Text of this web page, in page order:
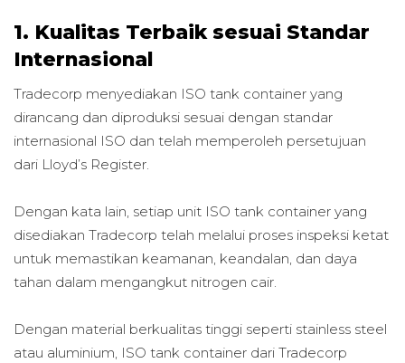
1. Kualitas Terbaik sesuai Standar
Internasional
Tradecorp menyediakan ISO tank container yang
dirancang dan diproduksi sesuai dengan standar
internasional ISO dan telah memperoleh persetujuan
dari Lloyd’s Register.
Dengan kata lain, setiap unit ISO tank container yang
disediakan Tradecorp telah melalui proses inspeksi ketat
untuk memastikan keamanan, keandalan, dan daya
tahan dalam mengangkut nitrogen cair.
Dengan material berkualitas tinggi seperti stainless steel
atau aluminium, ISO tank container dari Tradecorp